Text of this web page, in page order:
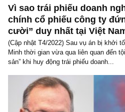
CONTRARIAN VIEW
Vì sao trái phiếu
chính cổ phiếu công ty
cười” duy nhất tại Việt